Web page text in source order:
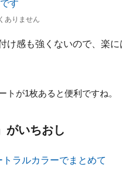
ありません
け感も強くないので、楽に
が1枚あると便利ですね。
がいちおし